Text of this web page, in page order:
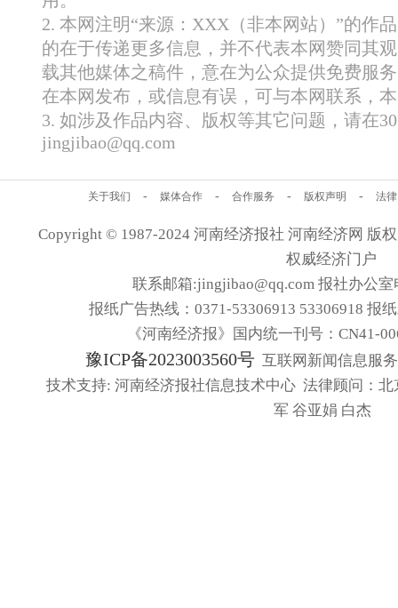
2. 本网注明“来源：XXX（非本网站）”的作
的在于传递更多信息，并不代表本网赞同其
载其他媒体之稿件，意在为公众提供免费服
在本网发布，或信息有误，可与本网联系，
3. 如涉及作品内容、版权等其它问题，请在
jingjibao@qq.com
关于我们 - 媒体合作 - 合作服务 - 版权声明 - 法
Copyright © 1987-2024 河南经济报社 河南经济网 版
权威经济门户
联系邮箱:jingjibao@qq.com 报社办公
报纸广告热线：0371-53306913 53306918 报
《河南经济报》国内统一刊号：CN41-
豫ICP备2023003560号 互联网新闻信息服
技术支持: 河南经济报社信息技术中心 法律顾问：
军 谷亚娟 白杰